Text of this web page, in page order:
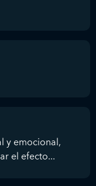
y emocional,
el efecto...